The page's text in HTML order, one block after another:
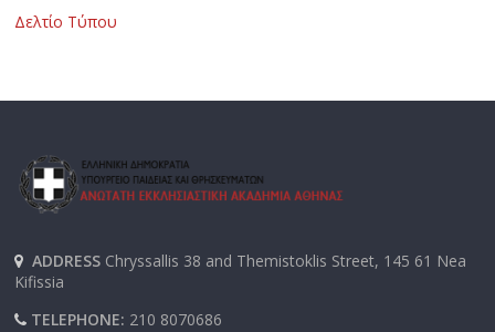
Δελτίο Τύπου
ADDRESS Chryssallis 38 and Themistoklis Street, 145 61 Nea
Kifissia
TELEPHONE: 210 8070686